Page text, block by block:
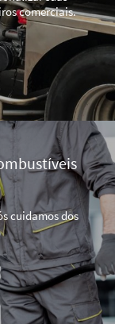
comerciais.
cuidamos dos